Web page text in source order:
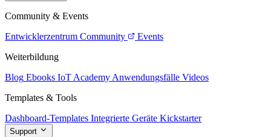
Community & Events
Entwicklerzentrum Community
Events
Weiterbildung
Blog Ebooks IoT Academy Anwendungsfälle Videos
Templates & Tools
Dashboard-Templates Integrierte Geräte Kickstarter
Support